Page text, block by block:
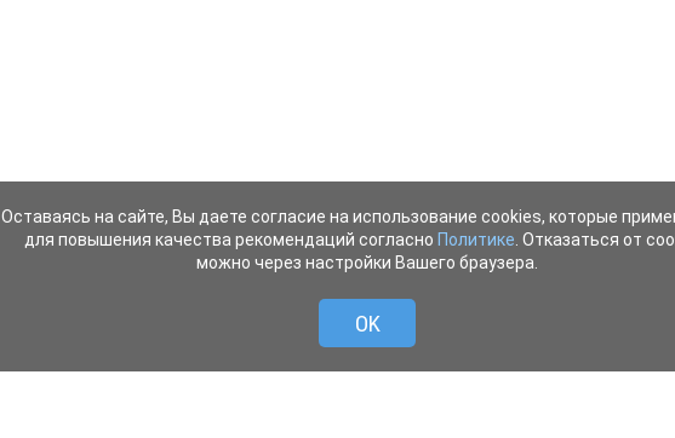
Оставаясь на сайте, Вы даете согласие на использование cookies, которые
для повышения качества рекомендаций согласно Политике . Отказаться от
можно через настройки Вашего браузера.
OK